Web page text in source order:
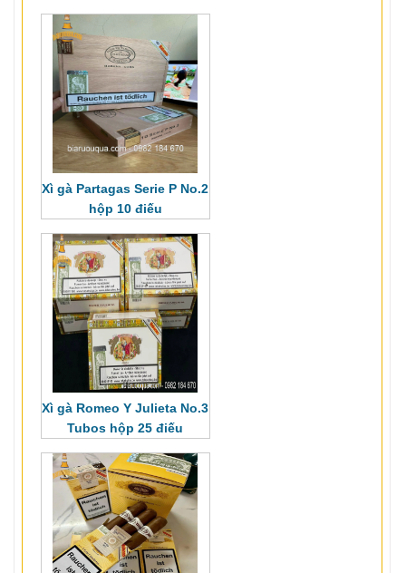
Xì gà Partagas Serie P No.2
hộp 10 điếu
Xì gà Romeo Y Julieta No.3
Tubos hộp 25 điếu